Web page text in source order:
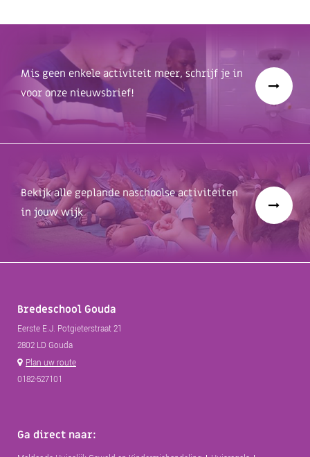
Mis geen enkele activiteit meer, schrijf je in
voor onze nieuwsbrief!
Bekijk alle geplande naschoolse activiteiten
in jouw wijk
Bredeschool Gouda
Eerste E.J. Potgieterstraat 21
2802 LD Gouda
Plan uw route
0182-527101
Ga direct naar: